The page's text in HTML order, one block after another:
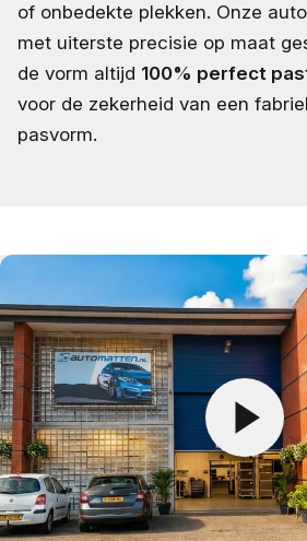
of onbedekte plekken. Onze
met uiterste precisie op maat
de vorm altijd 100% perfect
voor de zekerheid van een
pasvorm.